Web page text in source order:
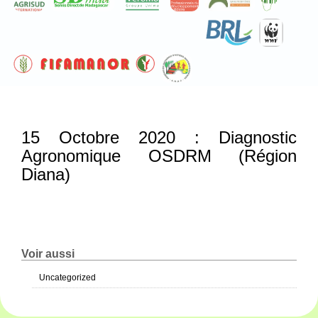
15 Octobre 2020 : Diagnostic
Agronomique OSDRM (Région
Diana)
Voir aussi
Uncategorized